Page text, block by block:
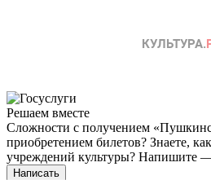
Решаем вместе
Сложности с получением
приобретением билетов? Знаете,
учреждений культуры? Напишите
Написать